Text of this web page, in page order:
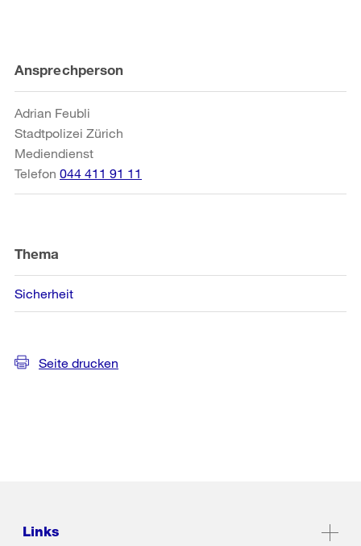
Weitere
Informationen
Ansprechperson
Adrian Feubli
Stadtpolizei Zürich
Mediendienst
Telefon 044 411 91 11
Thema
Sicherheit
Seite drucken
Links